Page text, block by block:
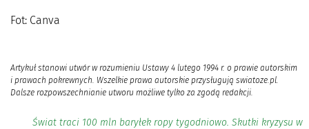
Fot: Canva
Artykuł stanowi utwór w rozumieniu Ustawy 4 lutego 1994 r. o prawie autorskim
i prawach pokrewnych. Wszelkie prawa autorskie przysługują swiatoze.pl.
Dalsze rozpowszechnianie utworu możliwe tylko za zgodą redakcji.
Świat traci 100 mln baryłek ropy tygodniowo. Skutki kryzysu w